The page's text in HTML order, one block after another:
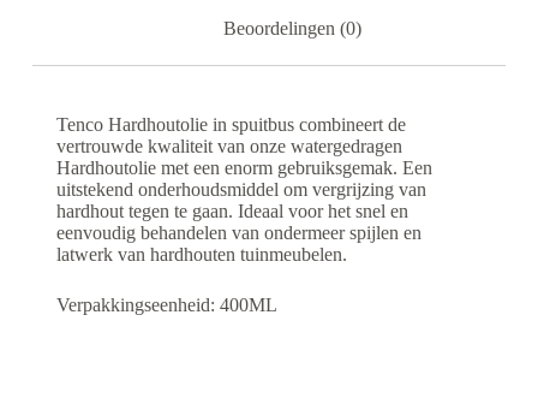
Beoordelingen (0)
Tenco Hardhoutolie in spuitbus combineert de
vertrouwde kwaliteit van onze watergedragen
Hardhoutolie met een enorm gebruiksgemak. Een
uitstekend onderhoudsmiddel om vergrijzing van
hardhout tegen te gaan. Ideaal voor het snel en
eenvoudig behandelen van ondermeer spijlen en
latwerk van hardhouten tuinmeubelen.
Verpakkingseenheid: 400ML